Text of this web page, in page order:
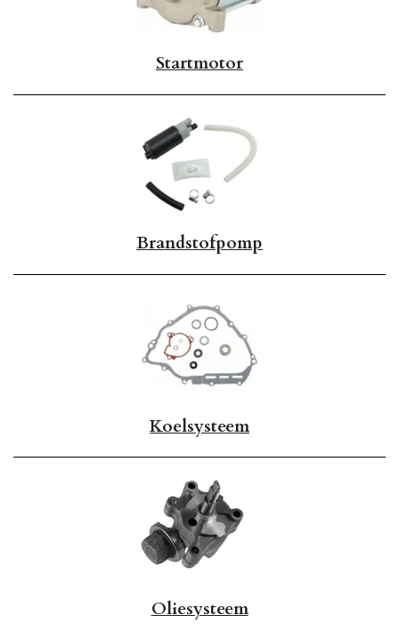
Startmotor
Brandstofpomp
Koelsysteem
Oliesysteem